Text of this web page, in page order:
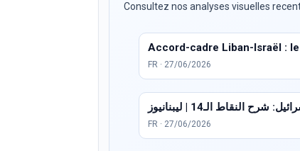
Consultez nos analyses visuelles
Accord-cadre Liban-Israël :
FR · 27/06/2026
النقاط الـ14 | ليبنانيوز
FR · 27/06/2026